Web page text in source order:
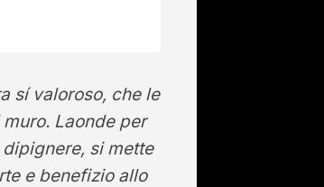
sí valoroso, che le
Laonde per
si mette
e benefizio allo